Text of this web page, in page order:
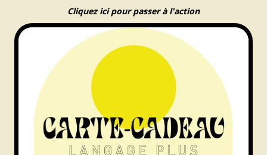
Cliquez ici pour passer à l'action